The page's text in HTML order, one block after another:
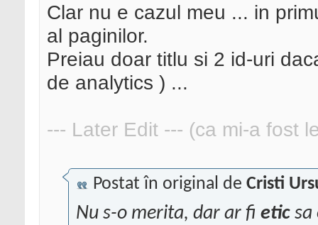
Clar nu e cazul meu ... in
al paginilor.
Preiau doar titlu si 2 id-uri
de analytics ) ...
--- Later Edit --- (ca mi-a fost
Postat în original de Cristi
Nu s-o merita, dar ar fi etic sa